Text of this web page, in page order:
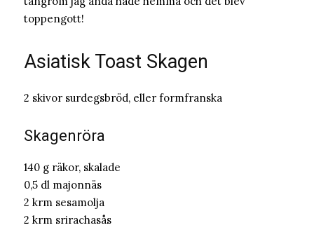
toppengott!
Asiatisk Toast Skagen
2 skivor surdegsbröd, eller formfranska
Skagenröra
140 g räkor, skalade
0,5 dl majonnäs
2 krm sesamolja
2 krm srirachasås